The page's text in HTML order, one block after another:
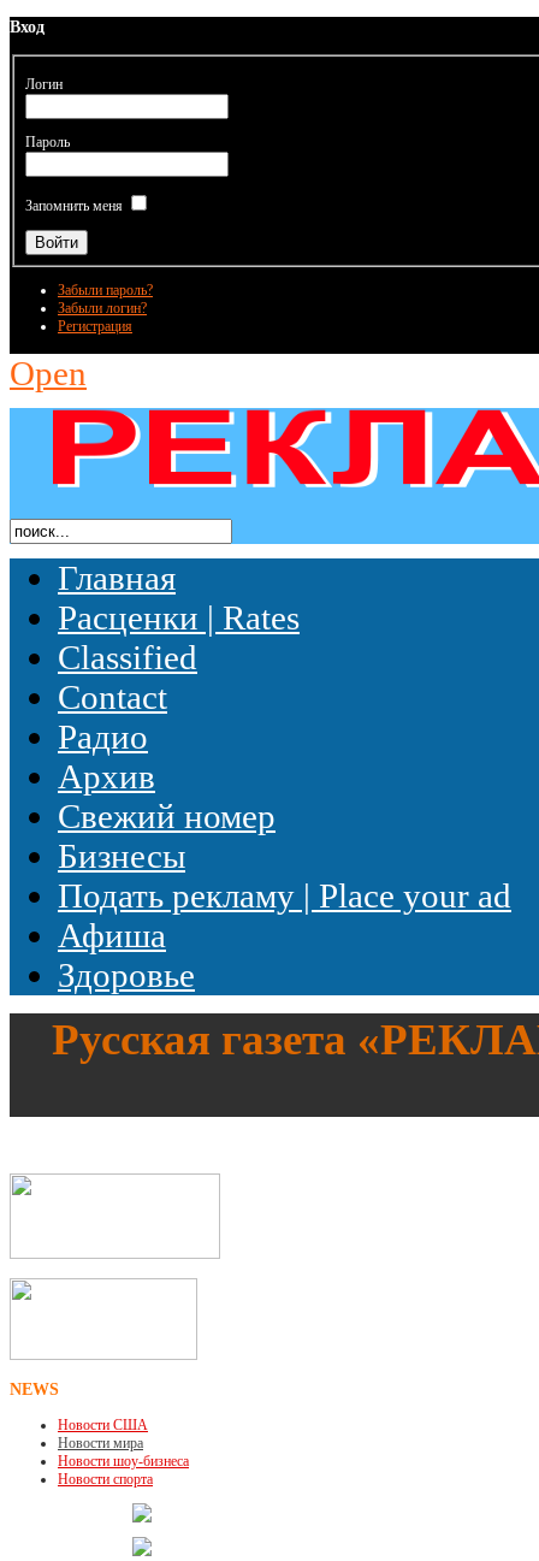
Вход
Логин
Пароль
Запомнить меня
Забыли пароль?
Забыли логин?
Регистрация
Open
Главная
Расценки | Rates
Classified
Contact
Радио
Архив
Свежий номер
Бизнесы
Подать рекламу | Place your ad
Афиша
Здоровье
Русская газета «
NEWS
Новости США
Новости мира
Новости шоу-бизнеса
Новости спорта